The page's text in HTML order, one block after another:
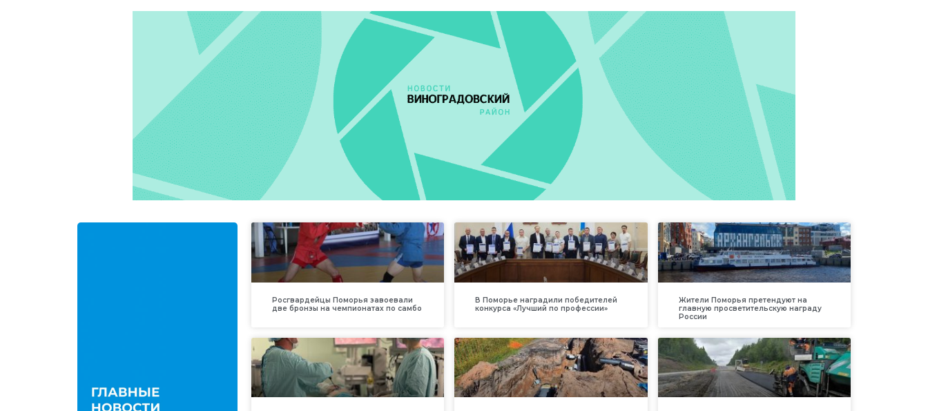
Росгвардейцы Поморья завоевали
две бронзы на чемпионатах по самбо
В Поморье наградили победителей
конкурса «Лучший по профессии»
Жители Поморья претендуют на
главную просветительскую награду
России